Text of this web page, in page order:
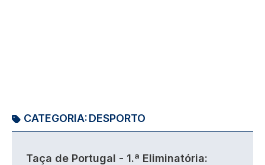
CATEGORIA:DESPORTO
Taça de Portugal - 1.ª Eliminatória: